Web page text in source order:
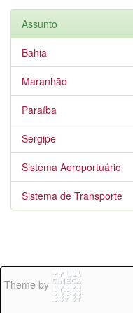
Assunto
Bahia
Maranhão
Paraíba
Sergipe
Sistema Aeroportuário
Sistema de Transporte
Theme by